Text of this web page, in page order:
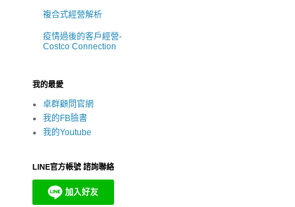
複合式經營解析
疫情過後的客戶經營-
Costco Connection
我的最愛
卓群顧問官網
我的FB臉書
我的Youtube
LINE官方帳號 諮詢聯絡